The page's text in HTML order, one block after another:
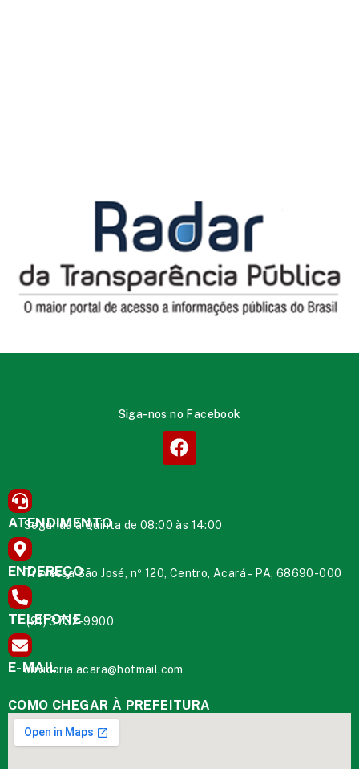
Siga-nos no Facebook
ATENDIMENTO
Segunda à Quinta de 08:00 às 14:00
ENDEREÇO
Travessa São José, nº 120, Centro, Acará – PA, 68690-000
TELEFONE
(91) 3732-9900
E-MAIL
ouvidoria.acara@hotmail.com
COMO CHEGAR À PREFEITURA